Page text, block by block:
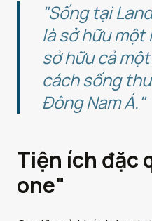
"Sống tại
là sở hữu một
sở hữu cả
cách sống
Đông Nam Á."
Tiện ích đặc
one"